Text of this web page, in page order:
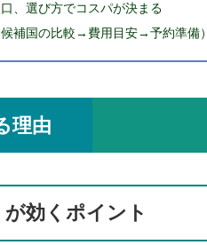
、選び方でコスパが決まる
補国の比較→費用目安→予約準備）
理由
効くポイント